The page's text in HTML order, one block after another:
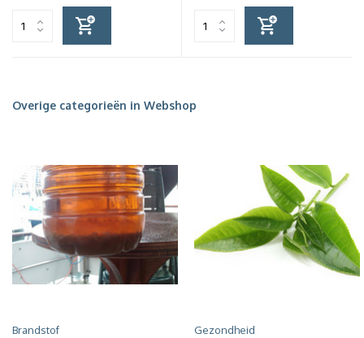
Overige categorieën in Webshop
Brandstof Gezondheid